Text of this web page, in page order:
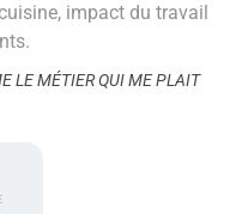
impact du travail
MÉTIER QUI ME PLAIT